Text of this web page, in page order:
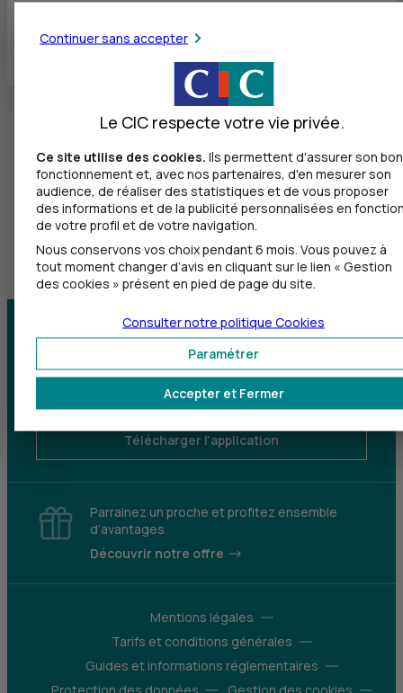
Toutes les localités
Centre d'aide Trouver une agence
Sourds et
Télécharger l'application
Parrainez un proche et profitez ensemble
d’avantages
Découvrir notre offre
Mentions légales
Tarifs et conditions générales
Guides et informations réglementaires
Continuer sans accepter
Le CIC respecte votre vie privée.
Ce site utilise des cookies. Ils permettent d'assurer son bon
fonctionnement et, avec nos partenaires, d'en mesurer son
audience, de réaliser des statistiques et de vous proposer
des informations et de la publicité personnalisées en
de votre profil et de votre navigation.
Nous conservons vos choix pendant 6 mois. Vous pouvez à
tout moment changer d’avis en cliquant sur le lien « Gestion
des cookies » présent en pied de page du site.
Accepter et Fermer
Paramétrer
Consulter notre politique Cookies